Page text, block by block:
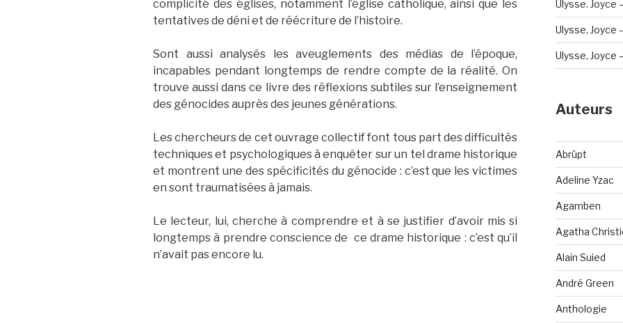
complicité des églises, notamment l’église catholique, ainsi que les
tentatives de déni et de réécriture de l’histoire.
Sont aussi analysés les aveuglements des médias de l’époque,
incapables pendant longtemps de rendre compte de la réalité. On
trouve aussi dans ce livre des réflexions subtiles sur l’enseignement
des génocides auprès des jeunes générations.
Les chercheurs de cet ouvrage collectif font tous part des difficultés
techniques et psychologiques à enquêter sur un tel drame historique
et montrent une des spécificités du génocide : c’est que les victimes
en sont traumatisées à jamais.
Le lecteur, lui, cherche à comprendre et à se justifier d’avoir mis si
longtemps à prendre conscience de ce drame historique : c’est qu’il
n’avait pas encore lu.
Ulysse. Joyce
Ulysse, Joyce
Ulysse, Joyce
Auteurs
Abrüpt
Adeline Yzac
Agamben
Agatha
Alain Suied
André Green
Anthologie